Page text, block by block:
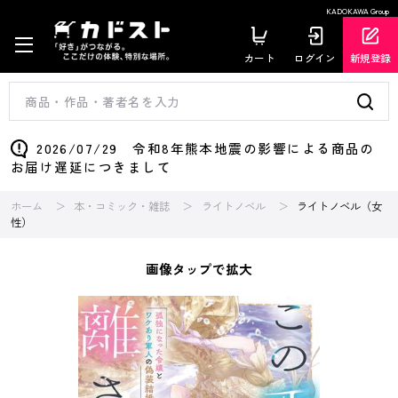
KADOKAWA Group
カート ログイン 新規登録
2026/07/29 令和8年熊本地震の影響による商品の
お届け遅延につきまして
ホーム 本・コミック・雑誌 ライトノベル
ライトノベル（女
性）
画像タップで拡大